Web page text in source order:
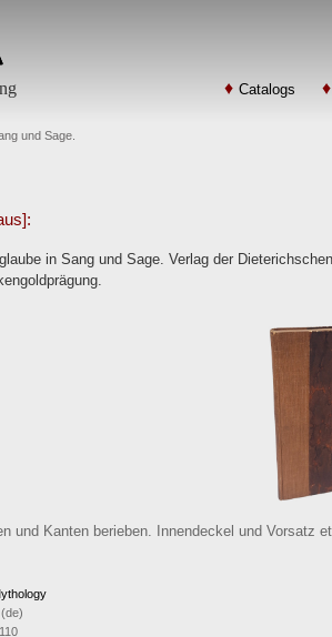
Catalogs
und Sage.
in Sang und Sage. Verlag der
und Kanten berieben. Innendeckel und